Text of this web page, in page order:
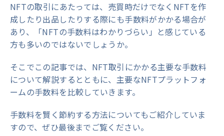
NFTの取引にあたっては、売買時だけでなくNFTを作
成したり出品したりする際にも手数料がかかる場合が
あり、「NFTの手数料はわかりづらい」と感じている
方も多いのではないでしょうか。
そこでこの記事では、NFT取引にかかる主要な手数料
について解説するとともに、主要なNFTプラットフォ
ームの手数料を比較していきます。
手数料を賢く節約する方法についてもご紹介していま
すので、ぜひ最後までご覧ください。